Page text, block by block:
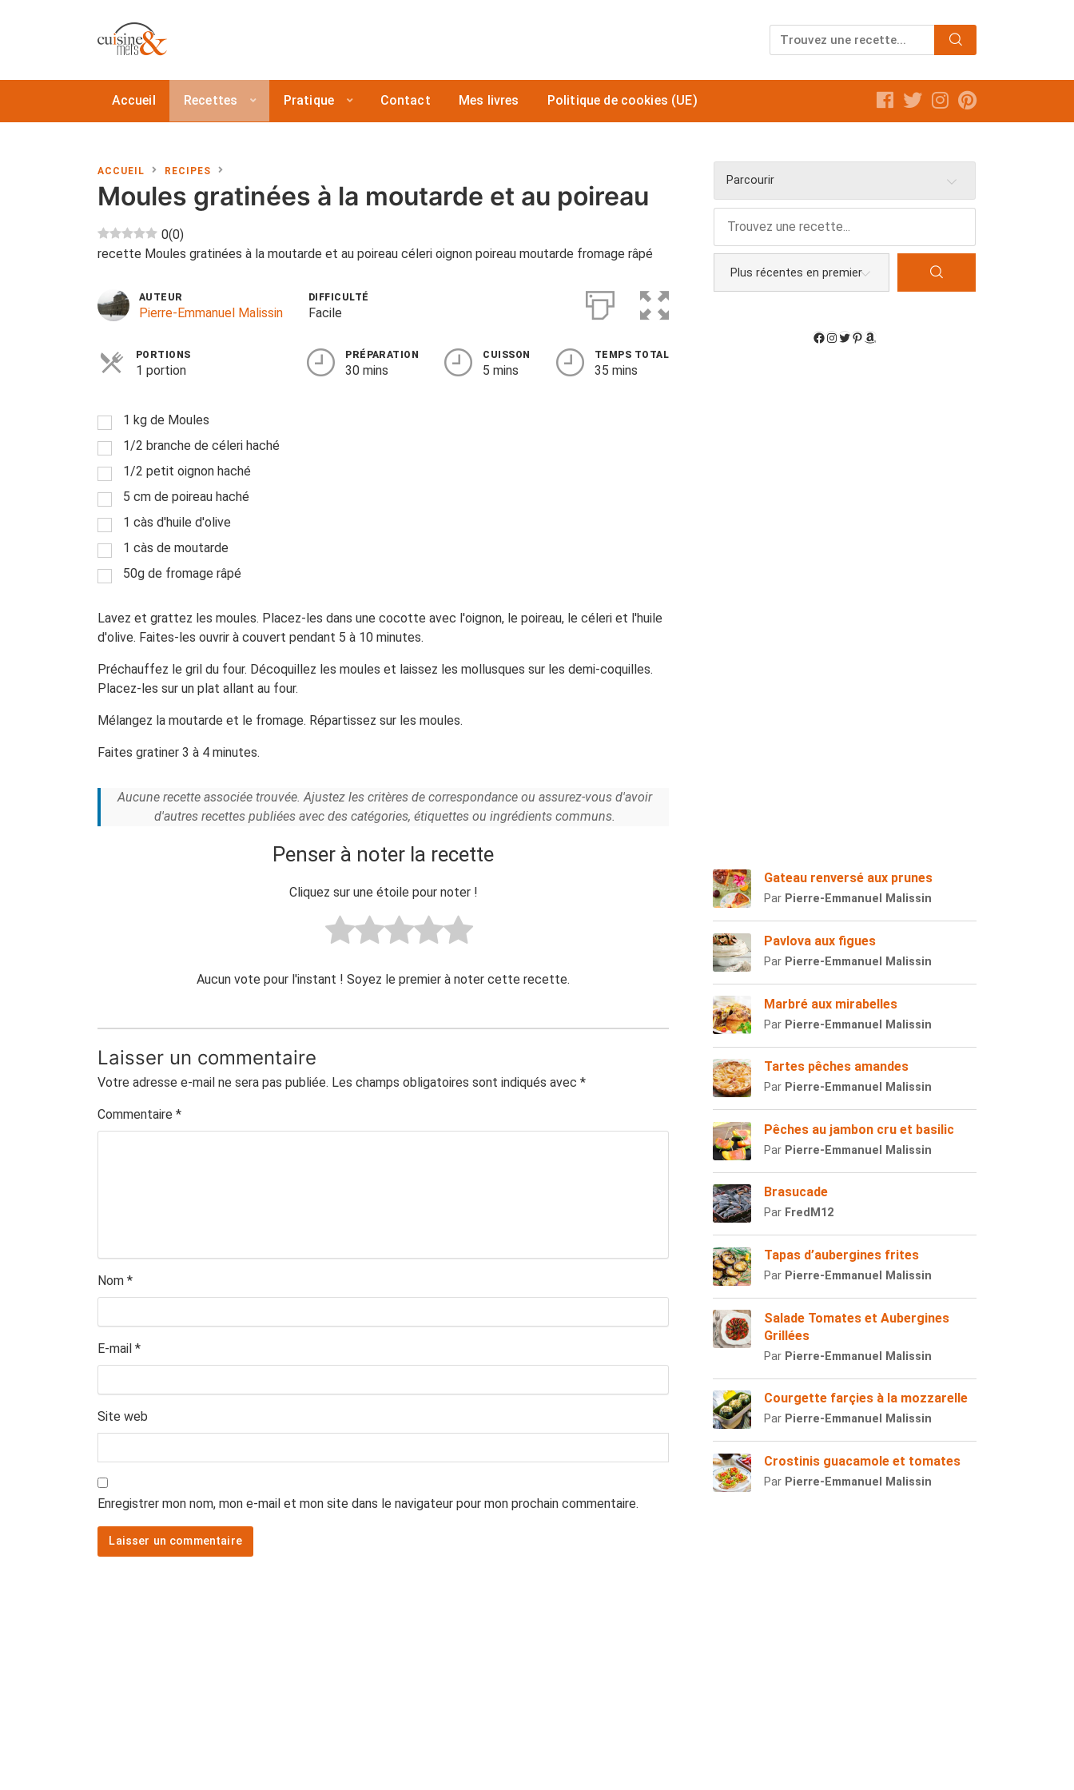
Accueil Recettes Pratique Contact Mes livres Politique de cookies (UE)
ACCUEIL RECIPES
Moules gratinées à la moutarde et au poireau
0(0)
recette Moules gratinées à la moutarde et au poireau céleri oignon poireau moutarde fromage râpé
AUTEUR
Pierre-Emmanuel Malissin
DIFFICULTÉ
Facile
PORTIONS
1 portion
PRÉPARATION
30 mins
CUISSON
5 mins
TEMPS TOTAL
35 mins
1 kg de Moules
1/2 branche de céleri haché
1/2 petit oignon haché
5 cm de poireau haché
1 càs d'huile d'olive
1 càs de moutarde
50g de fromage râpé
Lavez et grattez les moules. Placez-les dans une cocotte avec l'oignon, le poireau, le céleri et l'huile
d'olive. Faites-les ouvrir à couvert pendant 5 à 10 minutes.
Préchauffez le gril du four. Décoquillez les moules et laissez les mollusques sur les demi-coquilles.
Placez-les sur un plat allant au four.
Mélangez la moutarde et le fromage. Répartissez sur les moules.
Faites gratiner 3 à 4 minutes.
Aucune recette associée trouvée. Ajustez les critères de correspondance ou assurez-vous d'avoir
d'autres recettes publiées avec des catégories, étiquettes ou ingrédients communs.
Penser à noter la recette
Cliquez sur une étoile pour noter !
Aucun vote pour l'instant ! Soyez le premier à noter cette recette.
Laisser un commentaire
Votre adresse e-mail ne sera pas publiée. Les champs obligatoires sont indiqués avec *
Commentaire *
Nom *
E-mail *
Site web
Enregistrer mon nom, mon e-mail et mon site dans le navigateur pour mon prochain commentaire.
Parcourir
Gateau renversé aux prunes
Par Pierre-Emmanuel Malissin
Pavlova aux figues
Par Pierre-Emmanuel Malissin
Marbré aux mirabelles
Par Pierre-Emmanuel Malissin
Tartes pêches amandes
Par Pierre-Emmanuel Malissin
Pêches au jambon cru et basilic
Par Pierre-Emmanuel Malissin
Brasucade
Par FredM12
Tapas d’aubergines frites
Par Pierre-Emmanuel Malissin
Salade Tomates et Aubergines
Grillées
Par Pierre-Emmanuel Malissin
Courgette farçies à la mozzarelle
Par Pierre-Emmanuel Malissin
Crostinis guacamole et tomates
Par Pierre-Emmanuel Malissin